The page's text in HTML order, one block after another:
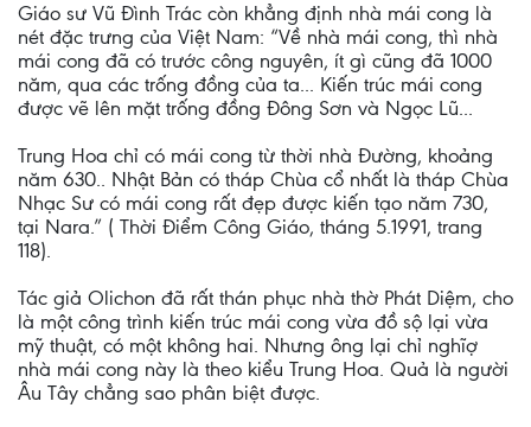
Giáo sư Vũ Ðình Trác còn khẳng định nhà mái cong là
nét đặc trưng của Việt Nam: “Về nhà mái cong, thì nhà
mái cong đã có trước công nguyên, ít gì cũng đã 1000
năm, qua các trống đồng của ta... Kiến trúc mái cong
được vẽ lên mặt trống đồng Ðông Sơn và Ngọc Lũ...
Trung Hoa chỉ có mái cong từ thời nhà Ðường, khoảng
năm 630.. Nhật Bản có tháp Chùa cổ nhất là tháp Chùa
Nhạc Sư có mái cong rất đẹp được kiến tạo năm 730,
tại Nara.” ( Thời Ðiểm Công Giáo, tháng 5.1991, trang
118).
Tác giả Olichon đã rất thán phục nhà thờ Phát Diệm, cho
là một công trình kiến trúc mái cong vừa đồ sộ lại vừa
mỹ thuật, có một không hai. Nhưng ông lại chỉ nghĩợ
nhà mái cong này là theo kiểu Trung Hoa. Quả là người
Âu Tây chẳng sao phân biệt được.